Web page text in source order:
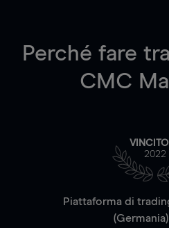
Perché fare
CMC
2022
Piattaforma di